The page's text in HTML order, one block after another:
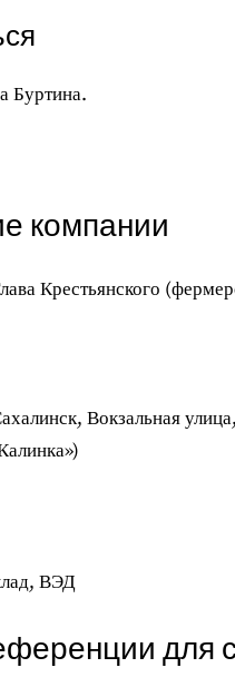
Буртина.
компании
Крестьянского
Вокзальная
ВЭД
для